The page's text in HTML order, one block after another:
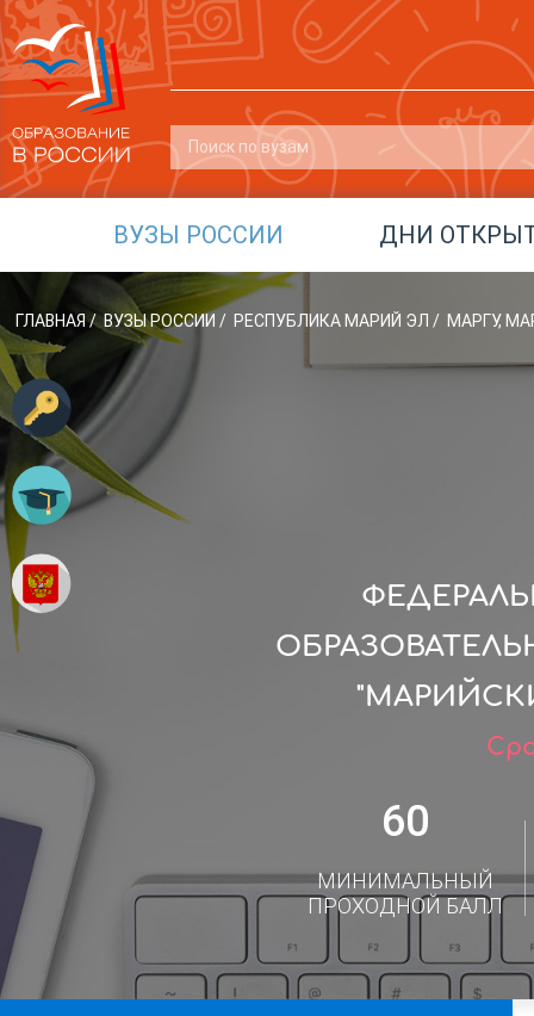
ВУЗЫ РОССИИ ДНИ
ГЛАВНАЯ/ ВУЗЫ РОССИИ / РЕСПУБЛИКА МАРИЙ ЭЛ / МАРГУ,
60
МИНИМАЛЬНЫЙ
ПРОХОДНОЙ БАЛЛ